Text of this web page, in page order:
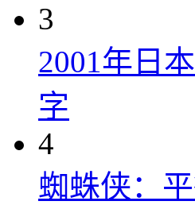
3
2001年日
字
4
蜘蛛侠：平